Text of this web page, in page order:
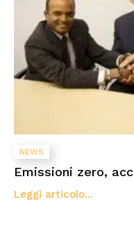
NEWS
Emissioni zero,
Leggi articolo...